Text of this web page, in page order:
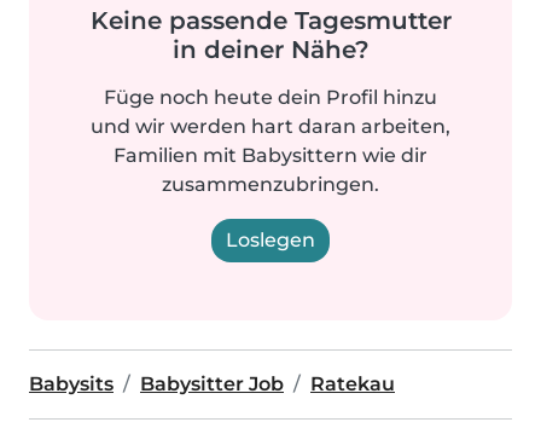
Keine passende Tagesmutter
in deiner Nähe?
Füge noch heute dein Profil hinzu
und wir werden hart daran arbeiten,
Familien mit Babysittern wie dir
zusammenzubringen.
Loslegen
Babysits Babysitter Job Ratekau